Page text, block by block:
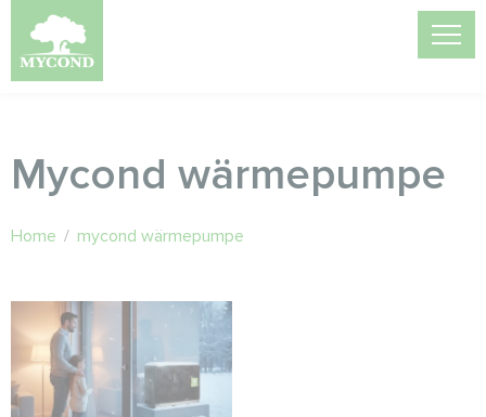
Mycond wärmepumpe
Home / mycond wärmepumpe